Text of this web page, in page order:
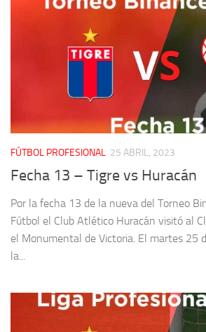
FÚTBOL PROFESIONAL 25 ABRIL, 2023
Fecha 13 – Tigre vs Huracán
Por la fecha 13 de la nueva del Torneo
Fútbol el Club Atlético Huracán visitó al
el Monumental de Victoria. El martes 25
la...